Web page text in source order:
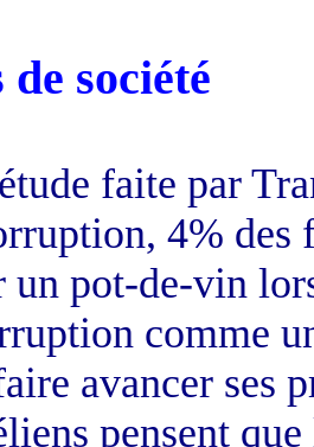
société
faite par
4% des
un pot-de-vin
comme
avancer ses
pensent